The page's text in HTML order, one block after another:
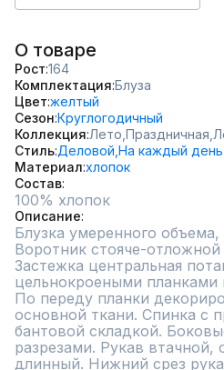
О товаре
Рост 164
Комплектация Блуза
Цвет желтый
Сезон Круглогодичный
Коллекция Лето, Праздничная,
Стиль Деловой, На каждый день,
Материал хлопок
Состав
100% хлопок
Описание
Блузка умеренного объема,
Воротник стояче-отложной
Застежка центральная
цельнокроеными планками
По переду планки
основной ткани. Спинка с
бантовой складкой.
разрезами. Рукав
длинный. Нижний срез